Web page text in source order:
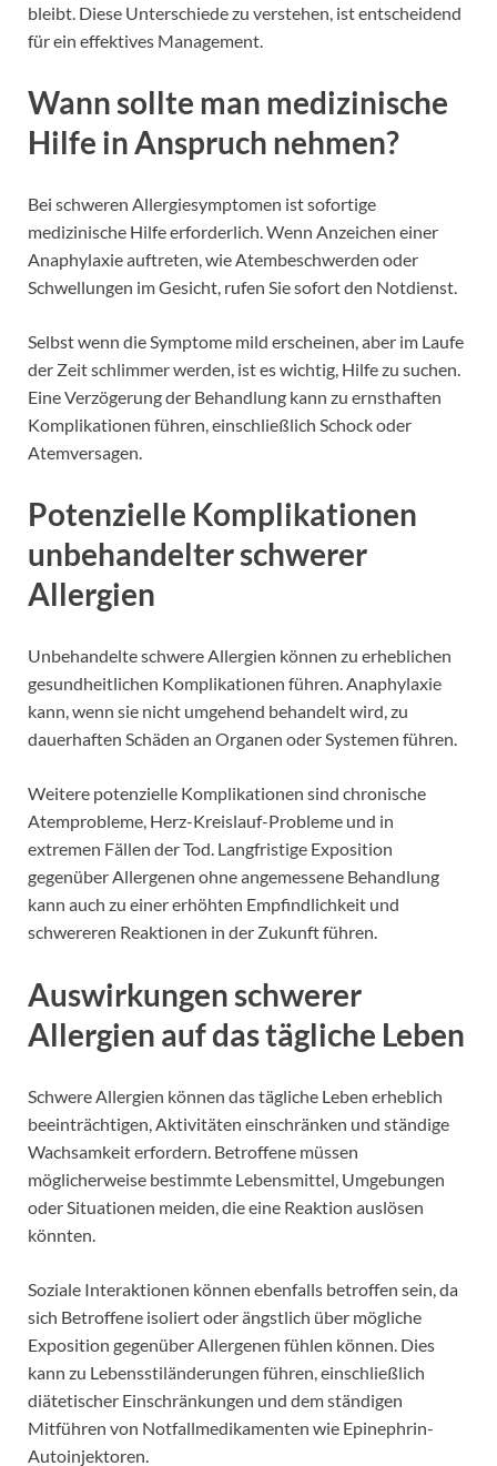
bleibt. Diese Unterschiede zu verstehen, ist entscheidend
für ein effektives Management.
Wann sollte man medizinische
Hilfe in Anspruch nehmen?
Bei schweren Allergiesymptomen ist sofortige
medizinische Hilfe erforderlich. Wenn Anzeichen einer
Anaphylaxie auftreten, wie Atembeschwerden oder
Schwellungen im Gesicht, rufen Sie sofort den Notdienst.
Selbst wenn die Symptome mild erscheinen, aber im Laufe
der Zeit schlimmer werden, ist es wichtig, Hilfe zu suchen.
Eine Verzögerung der Behandlung kann zu ernsthaften
Komplikationen führen, einschließlich Schock oder
Atemversagen.
Potenzielle Komplikationen
unbehandelter schwerer
Allergien
Unbehandelte schwere Allergien können zu erheblichen
gesundheitlichen Komplikationen führen. Anaphylaxie
kann, wenn sie nicht umgehend behandelt wird, zu
dauerhaften Schäden an Organen oder Systemen führen.
Weitere potenzielle Komplikationen sind chronische
Atemprobleme, Herz-Kreislauf-Probleme und in
extremen Fällen der Tod. Langfristige Exposition
gegenüber Allergenen ohne angemessene Behandlung
kann auch zu einer erhöhten Empfindlichkeit und
schwereren Reaktionen in der Zukunft führen.
Auswirkungen schwerer
Allergien auf das tägliche Leben
Schwere Allergien können das tägliche Leben erheblich
beeinträchtigen, Aktivitäten einschränken und ständige
Wachsamkeit erfordern. Betroffene müssen
möglicherweise bestimmte Lebensmittel, Umgebungen
oder Situationen meiden, die eine Reaktion auslösen
könnten.
Soziale Interaktionen können ebenfalls betroffen sein, da
sich Betroffene isoliert oder ängstlich über mögliche
Exposition gegenüber Allergenen fühlen können. Dies
kann zu Lebensstiländerungen führen, einschließlich
diätetischer Einschränkungen und dem ständigen
Mitführen von Notfallmedikamenten wie Epinephrin-
Autoinjektoren.